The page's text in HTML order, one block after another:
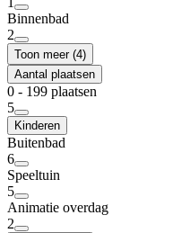
Binnenbad
2
Toon meer (4)
Aantal plaatsen
0 - 199 plaatsen
5
Kinderen
Buitenbad
6
Speeltuin
5
Animatie overdag
2